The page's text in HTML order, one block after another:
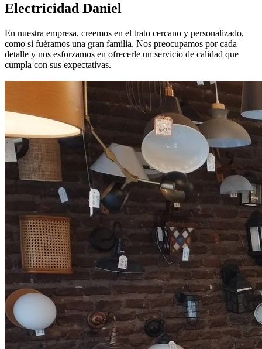
Electricidad Daniel
En nuestra empresa, creemos en el trato cercano y personalizado,
como si fuéramos una gran familia. Nos preocupamos por cada
detalle y nos esforzamos en ofrecerle un servicio de calidad que
cumpla con sus expectativas.